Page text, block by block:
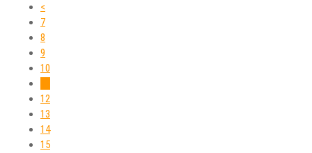
<
7
8
9
10
12
13
14
15